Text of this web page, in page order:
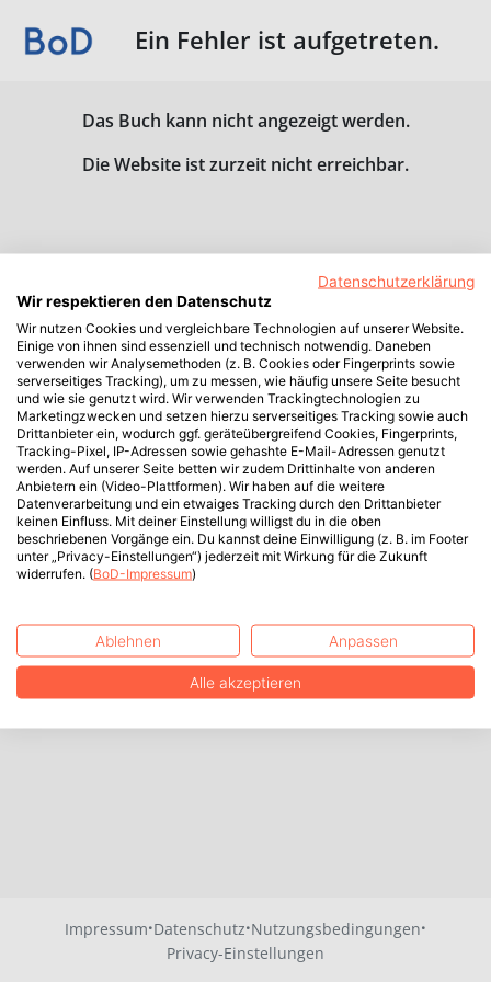
Ein Fehler ist aufgetreten.
Das Buch kann nicht angezeigt werden.
Die Website ist zurzeit nicht erreichbar.
Impressum·Datenschutz·Nutzungsbedingungen·
Privacy-Einstellungen
Datenschutzerklärung
Wir respektieren den Datenschutz
Wir nutzen Cookies und vergleichbare Technologien auf unserer Website.
Einige von ihnen sind essenziell und technisch notwendig. Daneben
verwenden wir Analysemethoden (z. B. Cookies oder Fingerprints sowie
serverseitiges Tracking), um zu messen, wie häufig unsere Seite besucht
und wie sie genutzt wird. Wir verwenden Trackingtechnologien zu
Marketingzwecken und setzen hierzu serverseitiges Tracking sowie auch
Drittanbieter ein, wodurch ggf. geräteübergreifend Cookies, Fingerprints,
Tracking-Pixel, IP-Adressen sowie gehashte E-Mail-Adressen genutzt
werden. Auf unserer Seite betten wir zudem Drittinhalte von anderen
Anbietern ein (Video-Plattformen). Wir haben auf die weitere
Datenverarbeitung und ein etwaiges Tracking durch den Drittanbieter
keinen Einfluss. Mit deiner Einstellung willigst du in die oben
beschriebenen Vorgänge ein. Du kannst deine Einwilligung (z. B. im Footer
unter „Privacy-Einstellungen“) jederzeit mit Wirkung für die Zukunft
widerrufen. (BoD-Impressum)
Ablehnen Anpassen
Alle akzeptieren